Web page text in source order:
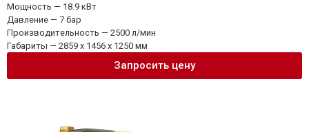
Мощность — 18.9 кВт
Давление — 7 бар
Производительность — 2500 л/мин
Габариты — 2859 x 1456 x 1250 мм
Запросить цену